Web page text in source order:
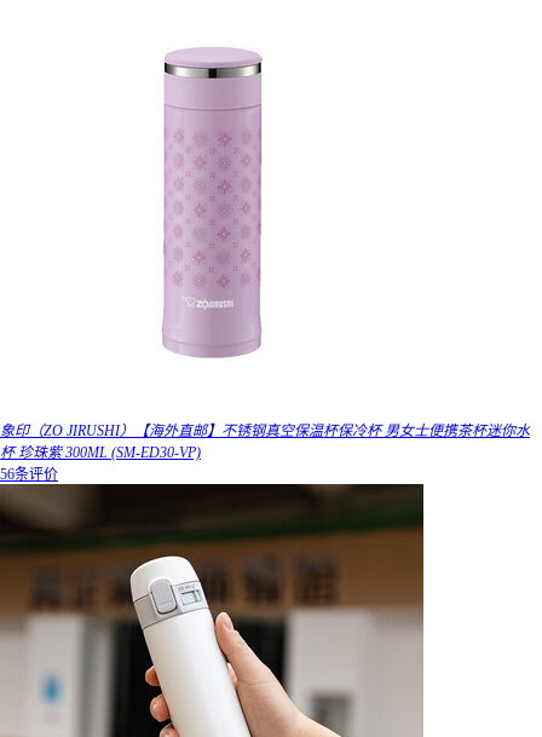
象印（ZO JIRUSHI）【海外直邮】不锈钢真空保温杯保冷杯 男女士便携茶杯迷你水
杯 珍珠紫 300ML (SM-ED30-VP)
56条评价